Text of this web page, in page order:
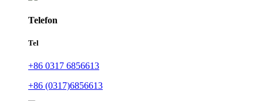
Telefon
Tel
+86 0317 6856613
+86 (0317)6856613